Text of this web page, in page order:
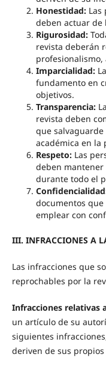
Honestidad: Las
deben actuar de
Rigurosidad:
revista deberán
profesionalismo,
Imparcialidad:
fundamento en
objetivos.
Transparencia:
revista deben
que
académica en la
Respeto: Las
deben
durante todo el
documentos
emplear con
III. INFRACCIONES A
Las infracciones que
reprochables por la
Infracciones relativas
un artículo de su
siguientes
deriven de sus